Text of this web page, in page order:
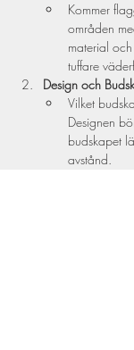
Kommer
områden
material
tuffare
Design och
Vilket
Designen
budskapet
avstånd.